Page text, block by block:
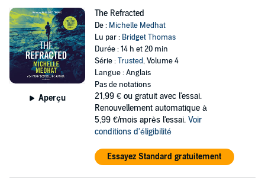
Aperçu
The Refracted
De : Michelle Medhat
Lu par : Bridget Thomas
Durée : 14 h et 20 min
Série :Trusted, Volume 4
Langue : Anglais
Pas de notations
21,99 € ou gratuit avec l'essai.
Renouvellement automatique à
5,99 €/mois après l'essai. Voir
conditions d'éligibilité
Essayez Standard gratuitement